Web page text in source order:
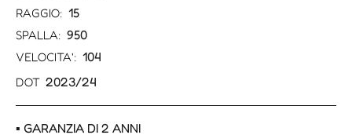
RAGGIO: 15
SPALLA: 950
VELOCITA': 104
DOT 2023/24
▪ GARANZIA DI 2 ANNI